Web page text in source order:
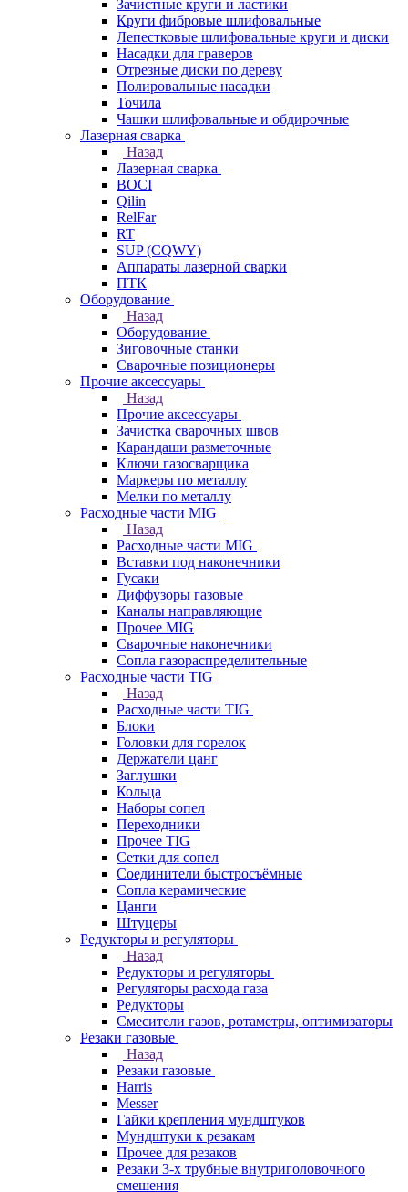
Зачистные круги и ластики
Круги фибровые шлифовальные
Лепестковые шлифовальные круги и диски
Насадки для граверов
Отрезные диски по дереву
Полировальные насадки
Точила
Чашки шлифовальные и обдирочные
Лазерная сварка
Назад
Лазерная сварка
BOCI
Qilin
RelFar
RT
SUP (CQWY)
Аппараты лазерной сварки
ПТК
Оборудование
Назад
Оборудование
Зиговочные станки
Сварочные позиционеры
Прочие аксессуары
Назад
Прочие аксессуары
Зачистка сварочных швов
Карандаши разметочные
Ключи газосварщика
Маркеры по металлу
Мелки по металлу
Расходные части MIG
Назад
Расходные части MIG
Вставки под наконечники
Гусаки
Диффузоры газовые
Каналы направляющие
Прочее MIG
Сварочные наконечники
Сопла газораспределительные
Расходные части TIG
Назад
Расходные части TIG
Блоки
Головки для горелок
Держатели цанг
Заглушки
Кольца
Наборы сопел
Переходники
Прочее TIG
Сетки для сопел
Соединители быстросъёмные
Сопла керамические
Цанги
Штуцеры
Редукторы и регуляторы
Назад
Редукторы и регуляторы
Регуляторы расхода газа
Редукторы
Смесители газов, ротаметры, оптимизаторы
Резаки газовые
Назад
Резаки газовые
Harris
Messer
Гайки крепления мундштуков
Мундштуки к резакам
Прочее для резаков
Резаки 3-х трубные внутриголовочного
смешения